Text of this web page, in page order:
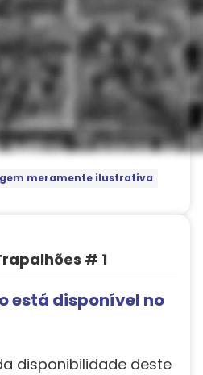
meramente ilustrativa
# 1
está disponível no
disponibilidade deste